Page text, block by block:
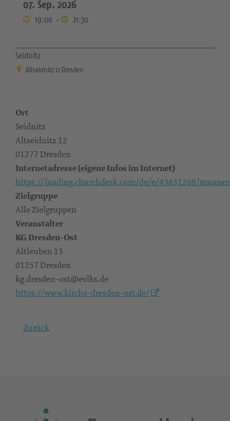
07. Sep. 2026
19:00 - 21:30
Seidnitz
Altseidnitz 12 Dresden
Ort
Seidnitz
Altseidnitz 12
01277 Dresden
Internetadresse (eigene Infos im Internet)
https://landing.churchdesk.com/de/e/43631268/
Zielgruppe
Alle Zielgruppen
Veranstalter
KG Dresden-Ost
Altleuben 13
01257 Dresden
kg.dresden-ost@evlks.de
https://www.kirche-dresden-ost.de/
Zurück